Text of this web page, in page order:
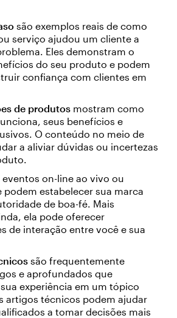
são exemplos reais de como
serviço ajudou um cliente a
Eles demonstram o
do seu produto e podem
confiança com clientes em
de produtos mostram como
seus benefícios e
O conteúdo no meio de
a aliviar dúvidas ou incertezas
eventos on-line ao vivo ou
podem estabelecer sua marca
de boa-fé. Mais
ela pode oferecer
de interação entre você e sua
são frequentemente
e aprofundados que
experiência em um tópico
artigos técnicos podem ajudar
a tomar decisões mais